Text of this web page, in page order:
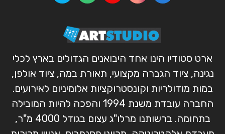
ארט סטודיו הינו אחד היבואנים הגדולים בארץ לכלי
נגינה, ציוד הגברה מקצועי, תאורת במה, ציוד אולפן,
במות מודולריות וקונסטרוקציות אלומיניום לאירועים.
החברה עובדת משנת 1994 והפכה להיות המובילה
בתחומה. ברשותנו מרלו"ג עצום בגודל 4000 מ"ר,